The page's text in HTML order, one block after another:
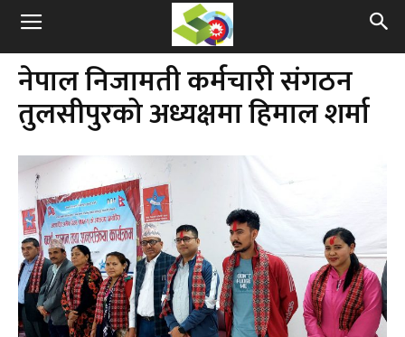
नेपाल निजामती कर्मचारी संगठन
तुलसीपुरको अध्यक्षमा हिमाल शर्मा